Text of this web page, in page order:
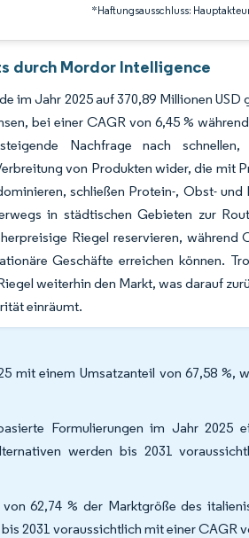
*Haftungsausschluss:
durch Mordor Intelligence
im Jahr 2025 auf 370,89 Millionen
bei einer CAGR von 6,45 %
Nachfrage nach
von Produkten wider, die mit
schließen Protein-, Obst- und
in städtischen Gebieten zur
Riegel reservieren, während
Geschäfte erreichen können.
weiterhin den Markt, was darauf
einräumt.
mit einem Umsatzanteil von 67,58 %,
Formulierungen im Jahr 2025
werden bis 2031
62,74 % der Marktgröße des
2031 voraussichtlich mit einer CAGR